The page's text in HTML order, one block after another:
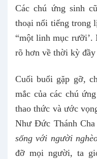
Các chú ứng sinh
thoại nổi tiếng trong
“một linh mục rưỡi’.
rõ hơn về thời kỳ đầy
Cuối buổi gặp gỡ,
mắc của các chú
thao thức và ước
Như Đức Thánh Cha
sống với người
đỡ mọi người, ta